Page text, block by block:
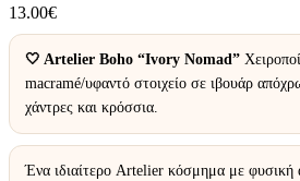
13.00€
🤍 Artelier Boho “Ivory Nomad”
macramé/υφαντό στοιχείο σε ιβουάρ
χάντρες και κρόσσια.
Ένα ιδιαίτερο Artelier κόσμημα με φυσική